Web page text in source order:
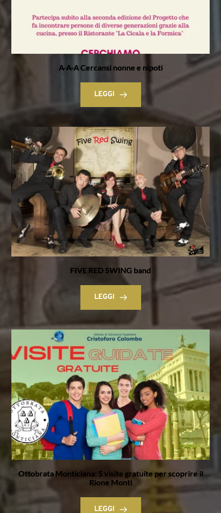
A-A-A Cercansi nonne e nipoti
LEGGI
FIVE RED SWING band
LEGGI
Ottobrata Monticiana: 5 visite gratuite per scoprire il
Rione Monti
LEGGI